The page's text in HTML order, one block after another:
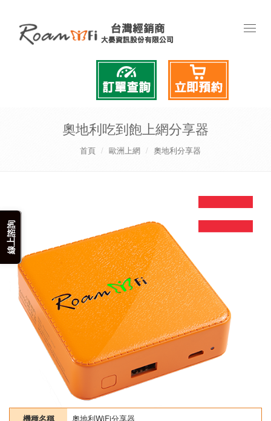
線上諮詢
奧地利吃到飽上網分享器
首頁 歐洲上網 奧地利分享器
機種名稱
奧地利WiFi分享器